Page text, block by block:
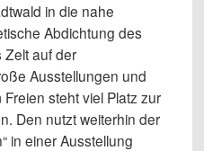
in die nahe
Abdichtung des
Zelt auf der
Ausstellungen und
steht viel Platz zur
Den nutzt weiterhin der
in einer Ausstellung